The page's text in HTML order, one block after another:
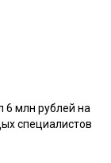
6 млн рублей на
специалистов